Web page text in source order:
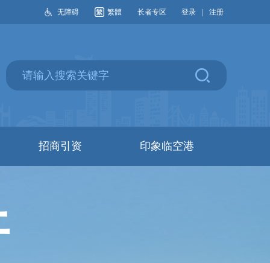
无障碍 繁體 长者专区 登录 注册
招商引资 印象临空港